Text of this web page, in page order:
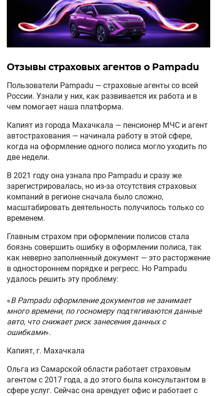
Отзывы страховых агентов о Pampadu
Пользователи Pampadu — страховые агенты со всей
России. Узнали у них, как развивается их работа и в
чем помогает наша платформа.
Капият из города Махачкала — пенсионер МЧС и агент
автострахования — начинала работу в этой сфере,
когда на оформление одного полиса могло уходить по
две недели.
В 2021 году она узнала про Pampadu и сразу же
зарегистрировалась, но из-за отсутствия страховых
компаний в регионе сначала было сложно,
масштабировать деятельность получилось только со
временем.
Главным страхом при оформлении полисов стала
боязнь совершить ошибку в оформлении полиса, так
как неверно заполненный документ — это расторжение
в одностороннем порядке и регресс. Но Pampadu
удалось решить эту проблему:
«В Pampadu оформление документов не занимает
много времени, по госномеру подтягиваются данные
авто, что снижает риск занесения данных с
ошибками».
Капият, г. Махачкала
Ольга из Самарской области работает страховым
агентом с 2017 года, а до этого была консультантом в
сфере услуг. Сейчас она арендует офис и работает с